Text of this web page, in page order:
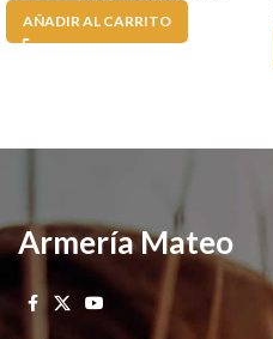
AÑADIR AL CARRITO
Armería Mateo